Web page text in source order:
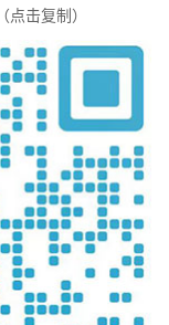
（点击复制）